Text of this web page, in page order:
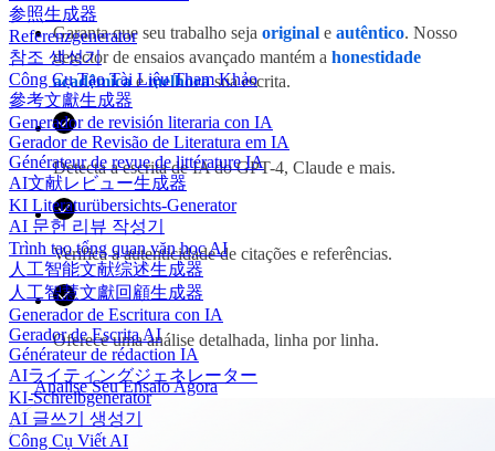
参照生成器
Referenzgenerator
참조 생성기
Công Cụ Tạo Tài Liệu Tham Khảo
參考文獻生成器
Generador de revisión literaria con IA
Gerador de Revisão de Literatura em IA
Générateur de revue de littérature IA
AI文献レビュー生成器
KI Literaturübersichts-Generator
AI 문헌 리뷰 작성기
Trình tạo tổng quan văn học AI
人工智能文献综述生成器
人工智慧文獻回顧生成器
Generador de Escritura con IA
Gerador de Escrita AI
Générateur de rédaction IA
AIライティングジェネレーター
KI-Schreibgenerator
AI 글쓰기 생성기
Công Cụ Viết AI
Garanta que seu trabalho seja original e autêntico. Nosso
detector de ensaios avançado mantém a honestidade
acadêmicaemelhorasua escrita.
Detecta a escrita de IA do GPT-4, Claude e mais.
Verifica a autenticidade de citações e referências.
Oferece uma análise detalhada, linha por linha.
Analise Seu Ensaio Agora